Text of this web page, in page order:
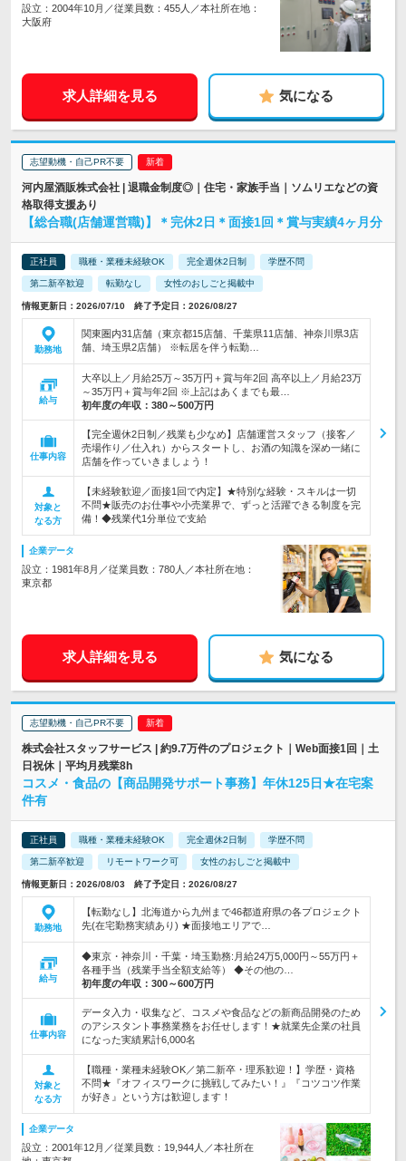
設立：2004年10月／従業員数：455人／本社所在地：
大阪府
求人詳細を見る 気になる
志望動機・自己PR不要
河内屋酒販株式会社 | 退職金制度◎｜住宅・家族手当｜ソムリエなどの資
格取得支援あり
【総合職(店舗運営職)】＊完休2日＊面接1回＊賞与実績4ヶ月分
正社員 職種・業種未経験OK 完全週休2日制 学歴不問
第二新卒歓迎 転勤なし 女性のおしごと掲載中
情報更新日：2026/07/10 終了予定日：2026/08/27
勤務地
関東圏内31店舗（東京都15店舗、千葉県11店舗、神奈川県3店
舗、埼玉県2店舗） ※転居を伴う転勤…
給与
大卒以上／月給25万～35万円＋賞与年2回 高卒以上／月給23万
～35万円＋賞与年2回 ※上記はあくまでも最…
初年度の年収： 380～500万円
仕事内容
【完全週休2日制／残業も少なめ】店舗運営スタッフ（接客／
売場作り／仕入れ）からスタートし、お酒の知識を深め一緒に
店舗を作っていきましょう！
対象と
なる方
【未経験歓迎／面接1回で内定】★特別な経験・スキルは一切
不問★販売のお仕事や小売業界で、ずっと活躍できる制度を完
備！◆残業代1分単位で支給
企業データ
設立：1981年8月／従業員数：780人／本社所在地：
東京都
求人詳細を見る 気になる
志望動機・自己PR不要
株式会社スタッフサービス | 約9.7万件のプロジェクト｜Web面接1回｜土
日祝休｜平均月残業8h
コスメ・食品の【商品開発サポート事務】年休125日★在宅案
件有
正社員 職種・業種未経験OK 完全週休2日制 学歴不問
第二新卒歓迎 リモートワーク可 女性のおしごと掲載中
情報更新日：2026/08/03 終了予定日：2026/08/27
勤務地
【転勤なし】北海道から九州まで46都道府県の各プロジェクト
先(在宅勤務実績あり) ★面接地エリアで…
給与
◆東京・神奈川・千葉・埼玉勤務:月給24万5,000円～55万円＋
各種手当（残業手当全額支給等） ◆その他の…
初年度の年収： 300～600万円
仕事内容
データ入力・収集など、コスメや食品などの新商品開発のため
のアシスタント事務業務をお任せします！★就業先企業の社員
になった実績累計6,000名
対象と
なる方
【職種・業種未経験OK／第二新卒・理系歓迎！】学歴・資格
不問★『オフィスワークに挑戦してみたい！』『コツコツ作業
が好き』という方は歓迎します！
企業データ
設立：2001年12月／従業員数：19,944人／本社所在